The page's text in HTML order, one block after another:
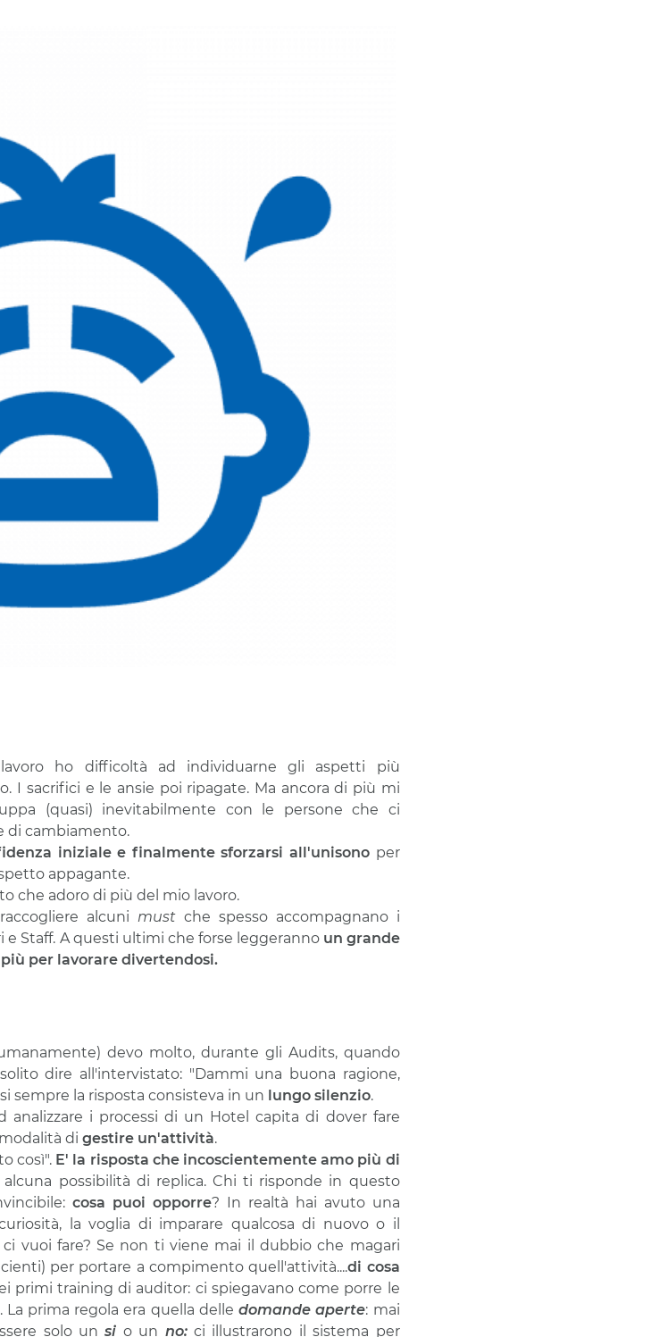
ho difficoltà ad individuarne gli aspetti più
I sacrifici e le ansie poi ripagate. Ma ancora di più mi
(quasi) inevitabilmente con le persone che ci
di cambiamento.
iniziale e finalmente sforzarsi all'unisono per
appagante.
che adoro di più del mio lavoro.
alcuni must che spesso accompagnano i
Staff. A questi ultimi che forse leggeranno un grande
per lavorare divertendosi.
devo molto, durante gli Audits, quando
dire all'intervistato: "Dammi una buona ragione,
sempre la risposta consisteva in un lungo silenzio.
analizzare i processi di un Hotel capita di dover fare
digestire un'attività.
così". E' la risposta che incoscientemente amo più di
possibilità di replica. Chi ti risponde in questo
cosa puoi opporre? In realtà hai avuto una
la voglia di imparare qualcosa di nuovo o il
vuoi fare? Se non ti viene mai il dubbio che magari
per portare a compimento quell'attività....di cosa
primi training di auditor: ci spiegavano come porre le
prima regola era quella delledomande aperte: mai
solo unsi o un no:ci illustrarono il sistema per